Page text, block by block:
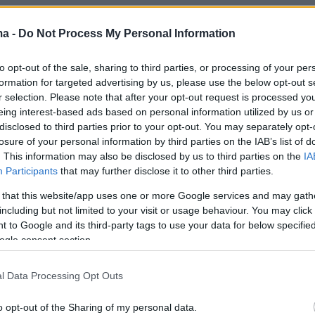
- Do Not Process My Personal Information
opt-out of the sale, sharing to third parties, or processing of your
for targeted advertising by us, please use the below opt-out
selection. Please note that after your opt-out request is processed
interest-based ads based on personal information utilized by us
to third parties prior to your opt-out. You may separately
of your personal information by third parties on the IAB’s list of
This information may also be disclosed by us to third parties on the
Participants that may further disclose it to other third parties.
that this website/app uses one or more Google services and may
but not limited to your visit or usage behaviour. You may
to Google and its third-party tags to use your data for below
consent section.
Data Processing Opt Outs
opt-out of the Sharing of my personal data.
των βοηθών του Χοσάμ Χασάν μπήκε μέσα
ΜακΆλιστερ (είχε εμπλοκή στην πρώτη
Αιγύπτιοι ζητούσαν πέναλτι).
refree and egypt coach is refree doing
messi previlage ?pic.twitter.com/VD0MfMKApW
(@h7nterking)July 7, 2026
η συμπλοκή, αλλά αντίκρισε την κόκκινη